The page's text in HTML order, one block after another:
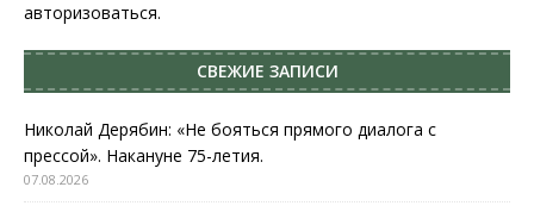
авторизоваться.
СВЕЖИЕ ЗАПИСИ
Николай Дерябин: «Не бояться прямого диалога с
прессой». Накануне 75-летия.
07.08.2026